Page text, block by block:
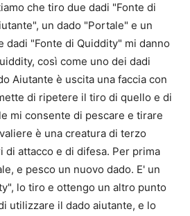
che tiro due dadi "Fonte di
un dado "Portale" e un
dadi "Fonte di Quiddity" mi danno
così come uno dei dadi
Aiutante è uscita una faccia con
di ripetere il tiro di quello e di
mi consente di pescare e tirare
è una creatura di terzo
di attacco e di difesa. Per prima
e pesco un nuovo dado. E' un
lo tiro e ottengo un altro punto
utilizzare il dado aiutante, e lo